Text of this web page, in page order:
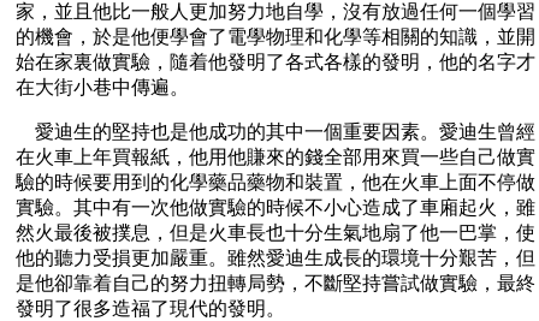
家，並且他比一般人更加努力地自學，沒有放過任何一個學習
的機會，於是他便學會了電學物理和化學等相關的知識，並開
始在家裏做實驗，隨着他發明了各式各樣的發明，他的名字才
在大街小巷中傳遍。
愛迪生的堅持也是他成功的其中一個重要因素。愛迪生曾經
在火車上年買報紙，他用他賺來的錢全部用來買一些自己做實
驗的時候要用到的化學藥品藥物和裝置，他在火車上面不停做
實驗。其中有一次他做實驗的時候不小心造成了車廂起火，雖
然火最後被撲息，但是火車長也十分生氣地扇了他一巴掌，使
他的聽力受損更加嚴重。雖然愛迪生成長的環境十分艱苦，但
是他卻靠着自己的努力扭轉局勢，不斷堅持嘗試做實驗，最終
發明了很多造福了現代的發明。